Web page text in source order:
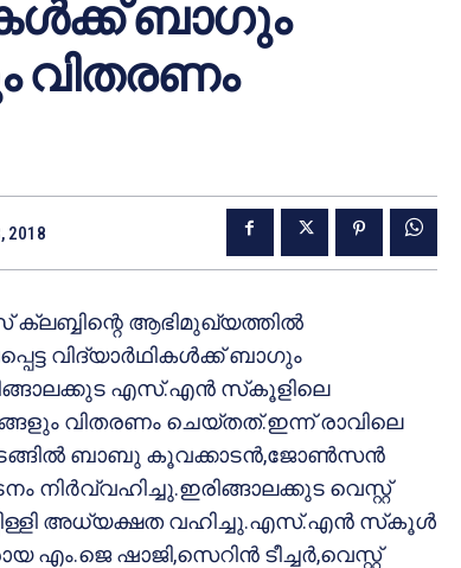
ബാഗും
2018
ക്ലബ്ബിന്റെ ആഭിമുഖ്യത്തില്‍
വിദ്യാര്‍ഥികള്‍ക്ക് ബാഗും
എസ്.എന്‍ സ്‌കൂളിലെ
വിതരണം ചെയ്തത്.ഇന്ന് രാവിലെ
ബാബു കൂവക്കാടന്‍,ജോണ്‍സന്‍
വെസ്റ്റ്
അധ്യക്ഷത വഹിച്ചു.എസ്.എന്‍ സ്‌കൂള്‍
ഷാജി,സെറിന്‍ ടീച്ചര്‍,വെസ്റ്റ്